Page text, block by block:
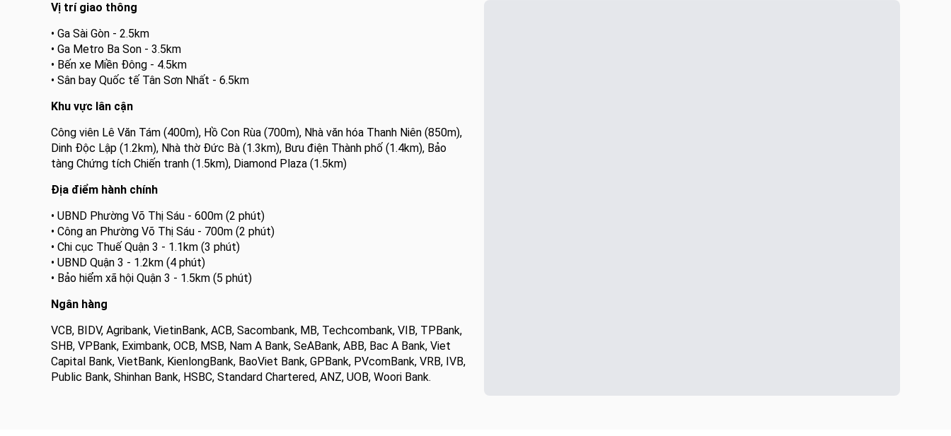
Vị trí giao thông
• Ga Sài Gòn - 2.5km
• Ga Metro Ba Son - 3.5km
• Bến xe Miền Đông - 4.5km
• Sân bay Quốc tế Tân Sơn Nhất - 6.5km
Khu vực lân cận
Công viên Lê Văn Tám (400m), Hồ Con Rùa (700m), Nhà văn hóa Thanh Niên (850m),
Dinh Độc Lập (1.2km), Nhà thờ Đức Bà (1.3km), Bưu điện Thành phố (1.4km), Bảo
tàng Chứng tích Chiến tranh (1.5km), Diamond Plaza (1.5km)
Địa điểm hành chính
• UBND Phường Võ Thị Sáu - 600m (2 phút)
• Công an Phường Võ Thị Sáu - 700m (2 phút)
• Chi cục Thuế Quận 3 - 1.1km (3 phút)
• UBND Quận 3 - 1.2km (4 phút)
• Bảo hiểm xã hội Quận 3 - 1.5km (5 phút)
Ngân hàng
VCB, BIDV, Agribank, VietinBank, ACB, Sacombank, MB, Techcombank, VIB, TPBank,
SHB, VPBank, Eximbank, OCB, MSB, Nam A Bank, SeABank, ABB, Bac A Bank, Viet
Capital Bank, VietBank, KienlongBank, BaoViet Bank, GPBank, PVcomBank, VRB, IVB,
Public Bank, Shinhan Bank, HSBC, Standard Chartered, ANZ, UOB, Woori Bank.